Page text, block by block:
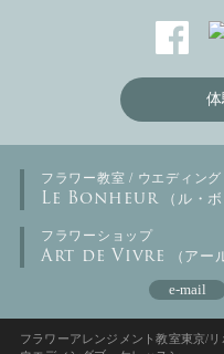
フラワー教室 / ウエディング
Le Bonheur （ル・
フラワーショップ
Art de Vivre （アー
e-mail
フラワーアレンジメント教室東京/